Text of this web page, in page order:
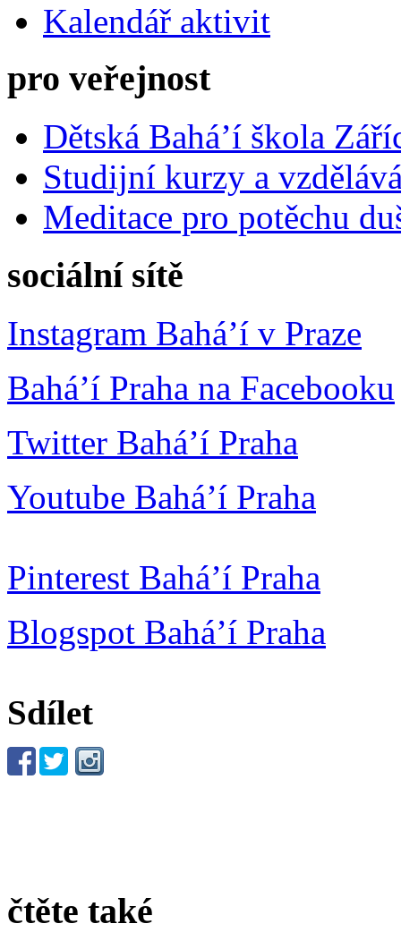
Kalendář aktivit
pro veřejnost
Dětská Bahá’í škola
Studijní kurzy a
Meditace pro potěchu
sociální sítě
Instagram Bahá’í v Praze
Bahá’í Praha na Facebooku
Twitter Bahá’í Praha
Youtube Bahá’í Praha
Pinterest Bahá’í Praha
Blogspot Bahá’í Praha
Sdílet
čtěte také